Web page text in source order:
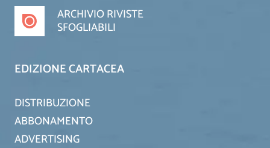
ARCHIVIO RIVISTE
SFOGLIABILI
EDIZIONE CARTACEA
DISTRIBUZIONE
ABBONAMENTO
ADVERTISING